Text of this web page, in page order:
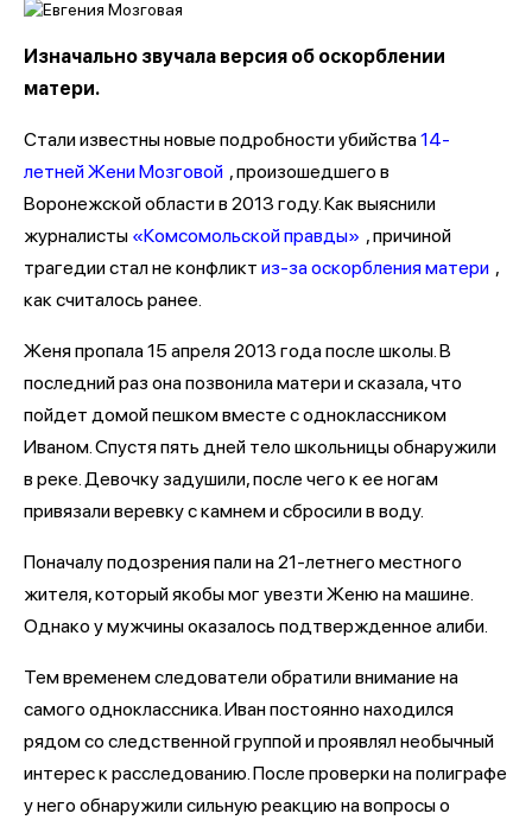
Изначально звучала версия об оскорблении
матери.
Стали известны новые подробности убийства14-
летней Жени Мозговой , произошедшего в
Воронежской области в 2013 году. Как выяснили
журналисты «Комсомольской правды» , причиной
трагедии стал не конфликт из-за оскорбления матери ,
как считалось ранее.
Женя пропала 15 апреля 2013 года после школы. В
последний раз она позвонила матери и сказала, что
пойдет домой пешком вместе с одноклассником
Иваном. Спустя пять дней тело школьницы обнаружили
в реке. Девочку задушили, после чего к ее ногам
привязали веревку с камнем и сбросили в воду.
Поначалу подозрения пали на 21-летнего местного
жителя, который якобы мог увезти Женю на машине.
Однако у мужчины оказалось подтвержденное алиби.
Тем временем следователи обратили внимание на
самого одноклассника. Иван постоянно находился
рядом со следственной группой и проявлял необычный
интерес к расследованию. После проверки на полиграфе
у него обнаружили сильную реакцию на вопросы о